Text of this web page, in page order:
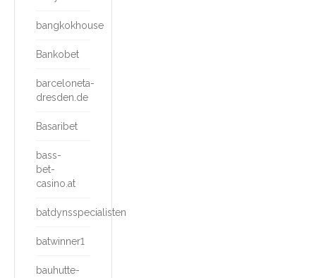
bangkokhouse
Bankobet
barceloneta-
dresden.de
Basaribet
bass-
bet-
casino.at
batdynsspecialisten
batwinner1
bauhutte-